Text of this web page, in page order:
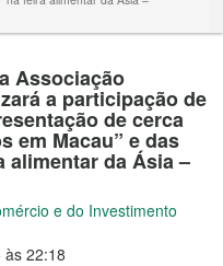
Associação
a participação de
de cerca
em Macau” e das
alimentar da Ásia –
e do Investimento
22:18